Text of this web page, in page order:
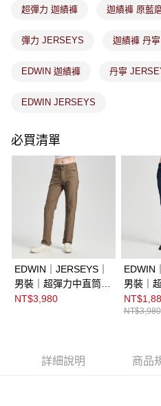
請求用戶進行身份認證。
恩沛科技股份有限公司將有權停止該用
付款後門市取貨
超彈力 迦績褲 迦績褲 原藍
彈力 JERSEYS 迦績褲 丹寧
EDWIN 迦績褲 丹寧
EDWIN JERSEYS
必買清單
EDWIN｜JERSEYS｜
男裝｜超彈力中直筒丹
寧迦績褲
NT$3,980
EDWIN
男裝｜
迦績褲
NT$3,980
詳細說明 商品